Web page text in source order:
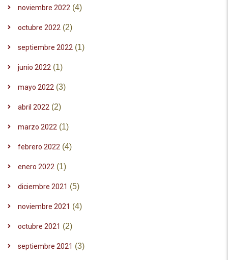
noviembre 2022 (4)
octubre 2022 (2)
septiembre 2022 (1)
junio 2022 (1)
mayo 2022 (3)
abril 2022 (2)
marzo 2022 (1)
febrero 2022 (4)
enero 2022 (1)
diciembre 2021 (5)
noviembre 2021 (4)
octubre 2021 (2)
septiembre 2021 (3)